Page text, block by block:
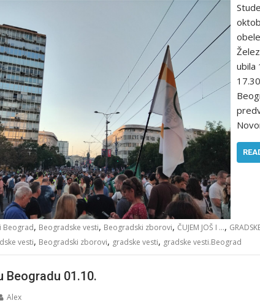
ubila
Beograd, Beogradske vesti, Beogradski zborovi, ČUJEM JOŠ I ...,
vesti, Beogradski zborovi, gradske vesti, gradske vesti.Beograd
Beogradu 01.10.
Alex